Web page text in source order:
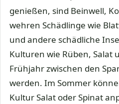
genießen, sind Beinwell,
wehren Schädlinge wie
und andere schädliche
Kulturen wie Rüben, Salat
Frühjahr zwischen den
werden. Im Sommer
Kultur Salat oder Spinat